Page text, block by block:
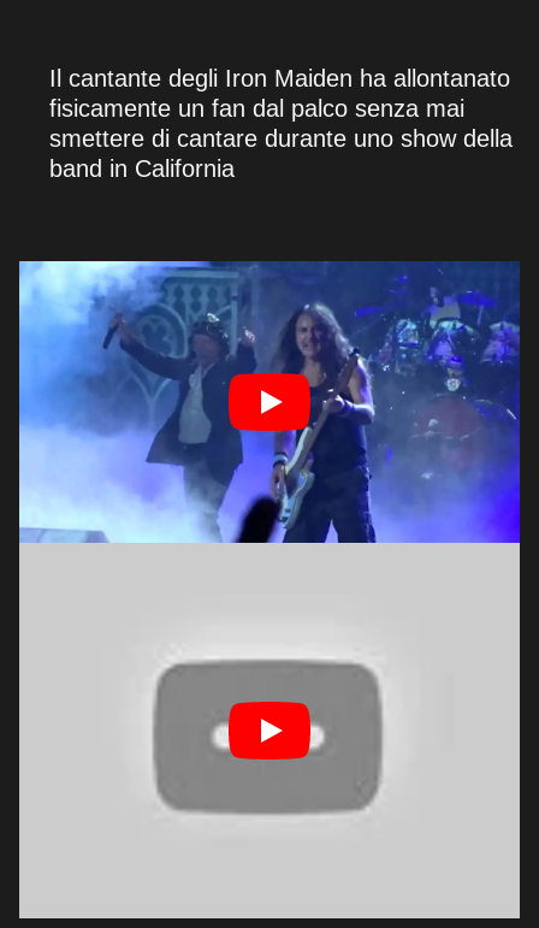
Il cantante degli Iron Maiden ha allontanato
fisicamente un fan dal palco senza mai
smettere di cantare durante uno show della
band in California